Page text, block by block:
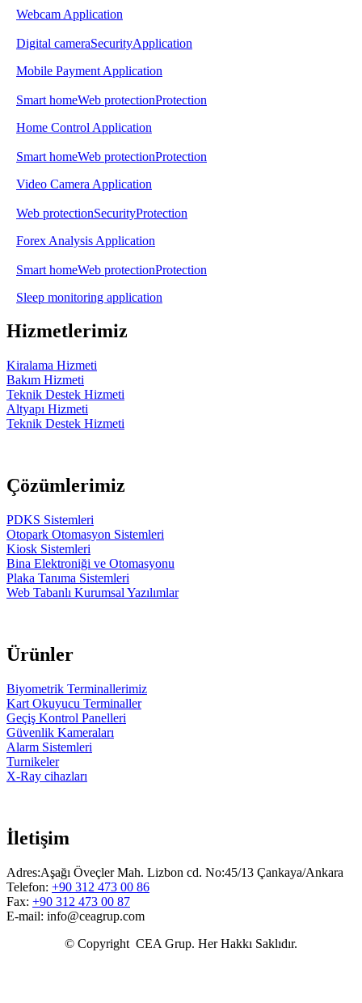
Webcam Application
Digital cameraSecurityApplication
Mobile Payment Application
Smart homeWeb protectionProtection
Home Control Application
Smart homeWeb protectionProtection
Video Camera Application
Web protectionSecurityProtection
Forex Analysis Application
Smart homeWeb protectionProtection
Sleep monitoring application
Hizmetlerimiz
Kiralama Hizmeti
Bakım Hizmeti
Teknik Destek Hizmeti
Altyapı Hizmeti
Teknik Destek Hizmeti
Çözümlerimiz
PDKS Sistemleri
Otopark Otomasyon Sistemleri
Kiosk Sistemleri
Bina Elektroniği ve Otomasyonu
Plaka Tanıma Sistemleri
Web Tabanlı Kurumsal Yazılımlar
Ürünler
Biyometrik Terminallerimiz
Kart Okuyucu Terminaller
Geçiş Kontrol Panelleri
Güvenlik Kameraları
Alarm Sistemleri
Turnikeler
X-Ray cihazları
İletişim
Adres:Aşağı Öveçler Mah. Lizbon cd. No:45/13 Çankaya/Ankara
Telefon: +90 312 473 00 86
Fax: +90 312 473 00 87
E-mail: info@ceagrup.com
© Copyright CEA Grup. Her Hakkı Saklıdır.